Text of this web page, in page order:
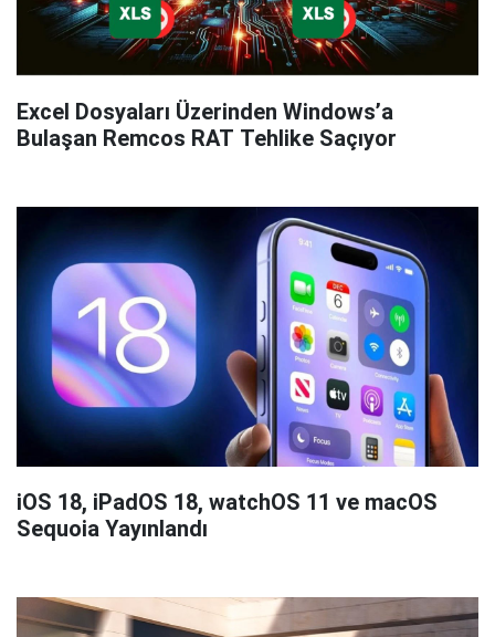
Excel Dosyaları Üzerinden Windows’a
Bulaşan Remcos RAT Tehlike Saçıyor
iOS 18, iPadOS 18, watchOS 11 ve macOS
Sequoia Yayınlandı